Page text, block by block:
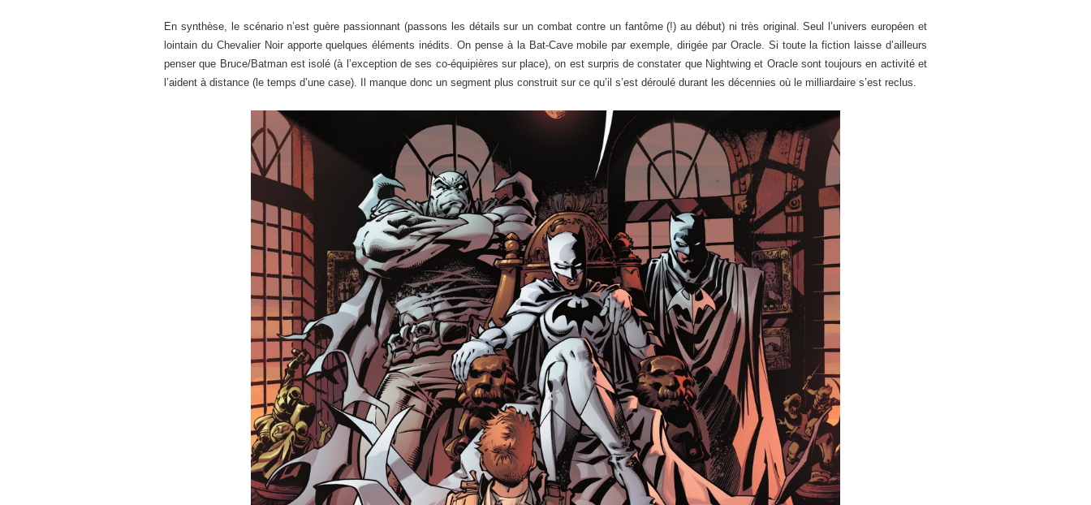
En synthèse, le scénario n’est guère passionnant (passons les détails sur un combat contre un fantôme (!) au début) ni très original. Seul l’univers européen et
lointain du Chevalier Noir apporte quelques éléments inédits. On pense à la Bat-Cave mobile par exemple, dirigée par Oracle. Si toute la fiction laisse d’ailleurs
penser que Bruce/Batman est isolé (à l’exception de ses co-équipières sur place), on est surpris de constater que Nightwing et Oracle sont toujours en activité et
l’aident à distance (le temps d’une case). Il manque donc un segment plus construit sur ce qu’il s’est déroulé durant les décennies où le milliardaire s’est reclus.